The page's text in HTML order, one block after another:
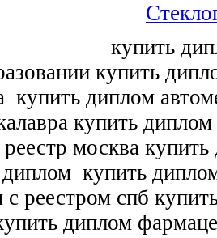
купить
купить
купить диплом
купить
реестр москва
купить
реестром спб
диплом